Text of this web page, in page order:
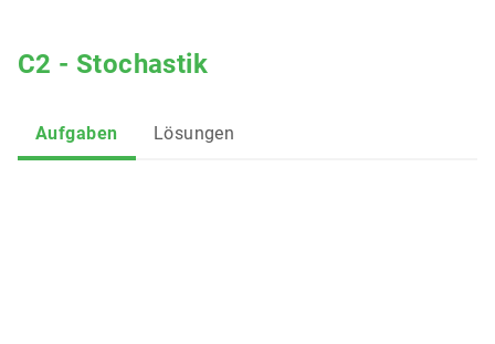
C2 - Stochastik
Aufgaben Lösungen